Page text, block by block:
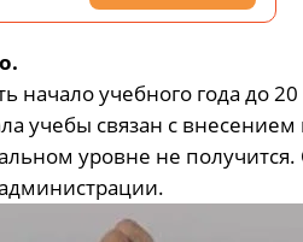
начало учебного года до
учебы связан с
уровне не получится.